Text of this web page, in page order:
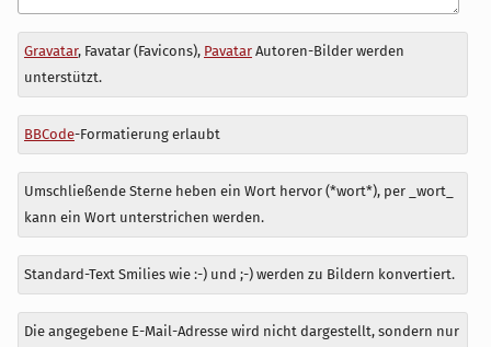
Antwort
zu
Gravatar, Favatar (Favicons), PavatarAutoren-Bilder werden
unterstützt.
BBCode-Formatierung erlaubt
Umschließende Sterne heben ein Wort hervor (*wort*), per _wort_
kann ein Wort unterstrichen werden.
Standard-Text Smilies wie :-) und ;-) werden zu Bildern konvertiert.
Die angegebene E-Mail-Adresse wird nicht dargestellt, sondern nur